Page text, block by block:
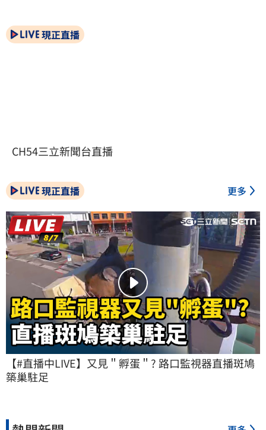
現正直播
CH54三立新聞台直播
現正直播 更多
【#直播中LIVE】又見＂孵蛋＂? 路口監視器直播斑鳩
築巢駐足